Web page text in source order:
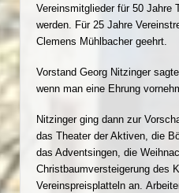
Vereinsmitglieder für 50 Jahre
werden. Für 25 Jahre
Clemens Mühlbacher geehrt.
Vorstand Georg Nitzinger
wenn man eine Ehrung
Nitzinger ging dann zur
das Theater der Aktiven, die
das Adventsingen, die
Christbaumversteigerung des
Vereinspreisplatteln an.